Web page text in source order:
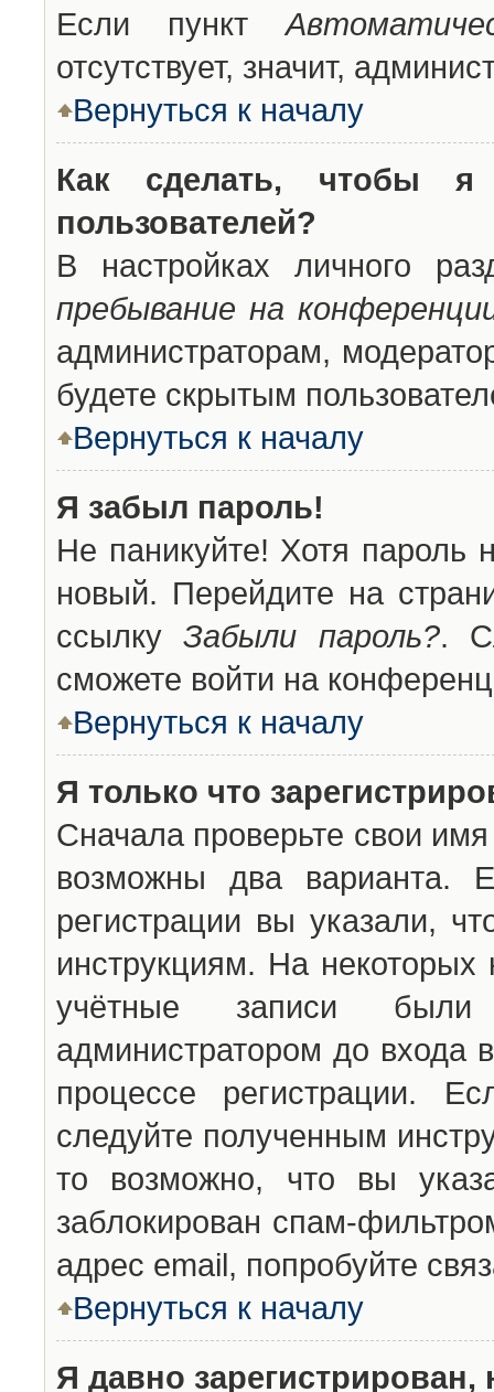
Если пункт
отсутствует, значит,
Вернуться к началу
Как сделать, чтобы
пользователей?
В настройках личного
пребывание на
администраторам,
будете скрытым
Вернуться к началу
Я забыл пароль!
Не паникуйте! Хотя пароль
новый. Перейдите на
ссылкуЗабыли пароль?.
сможете войти на
Вернуться к началу
Я только что
Сначала проверьте свои
возможны два варианта.
регистрации вы указали,
инструкциям. На
учётные записи были
администратором до входа
процессе регистрации.
следуйте полученным
то возможно, что вы
заблокирован спам-
адрес email, попробуйте
Вернуться к началу
Я давно